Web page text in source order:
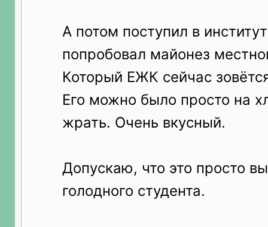
А потом поступил в
попробовал майонез
Который ЕЖК сейчас
Его можно было просто на
жрать. Очень вкусный.
Допускаю, что это просто
голодного студента.